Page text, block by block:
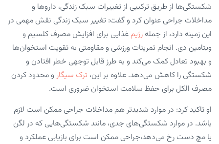
شکستگی‌ها از طریق ترکیبی از تغییرات سبک زندگی، داروها و
مداخلات جراحی عنوان کرد و گفت: تغییر سبک زندگی نقش مهمی در
این زمینه دارد، از جمله رژیم غذایی برای افزایش مصرف کلسیم و
ویتامین دی. انجام تمرینات ورزشی و مقاومتی به تقویت استخوان‌ها
و بهبود تعادل کمک می‌کند و به طرز قابل توجهی خطر افتادن و
شکستگی را کاهش می‌دهد. علاوه بر این، ترک سیگار و محدود کردن
مصرف الکل برای حفظ سلامت استخوان ضروری است.
او تاکید کرد: در موارد شدیدتر هم مداخلات جراحی ممکن است لازم
باشد. در موارد شکستگی‌های جدی، مانند شکستگی‌هایی که در لگن
یا مچ دست رخ می‌دهد،جراحی ممکن است برای بازیابی عملکرد و